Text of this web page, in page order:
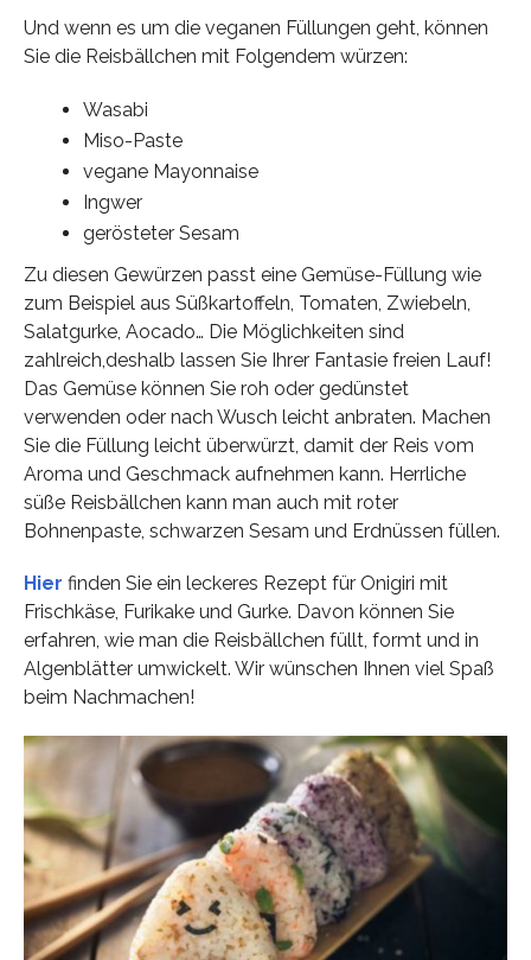
Und wenn es um die veganen Füllungen geht, können
Sie die Reisbällchen mit Folgendem würzen:
Wasabi
Miso-Paste
vegane Mayonnaise
Ingwer
gerösteter Sesam
Zu diesen Gewürzen passt eine Gemüse-Füllung wie
zum Beispiel aus Süßkartoffeln, Tomaten, Zwiebeln,
Salatgurke, Aocado… Die Möglichkeiten sind
zahlreich,deshalb lassen Sie Ihrer Fantasie freien Lauf!
Das Gemüse können Sie roh oder gedünstet
verwenden oder nach Wusch leicht anbraten. Machen
Sie die Füllung leicht überwürzt, damit der Reis vom
Aroma und Geschmack aufnehmen kann. Herrliche
süße Reisbällchen kann man auch mit roter
Bohnenpaste, schwarzen Sesam und Erdnüssen füllen.
Hier finden Sie ein leckeres Rezept für Onigiri mit
Frischkäse, Furikake und Gurke. Davon können Sie
erfahren, wie man die Reisbällchen füllt, formt und in
Algenblätter umwickelt. Wir wünschen Ihnen viel Spaß
beim Nachmachen!